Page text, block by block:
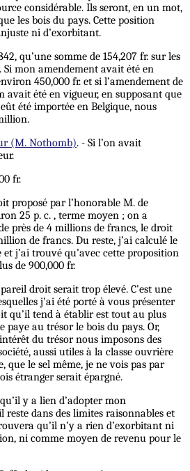
considérable. Ils seront, en un mot,
les bois du pays. Cette position
ni d’exorbitant.
qu’une somme de 154,207 fr. sur les
Si mon amendement avait été en
450,000 fr. et si l’amendement de
avait été en vigueur, en supposant que
été importée en Belgique, nous
(M. Nothomb). - Si l’on avait
fr.
proposé par l’honorable M. de
25 p. c. , terme moyen ; on a
près de 4 millions de francs, le droit
de francs. Du reste, j’ai calculé le
j’ai trouvé qu’avec cette proposition
de 900,000 fr.
droit serait trop élevé. C’est une
j’ai été porté à vous présenter
qu’il tend à établir est tout au plus
paye au trésor le bois du pays. Or,
du trésor nous imposons des
aussi utiles à la classe ouvrière
que le sel même, je ne vois pas par
étranger serait épargné.
y a lien d’adopter mon
reste dans des limites raisonnables et
qu’il n’y a rien d’exorbitant ni
ni comme moyen de revenu pour le